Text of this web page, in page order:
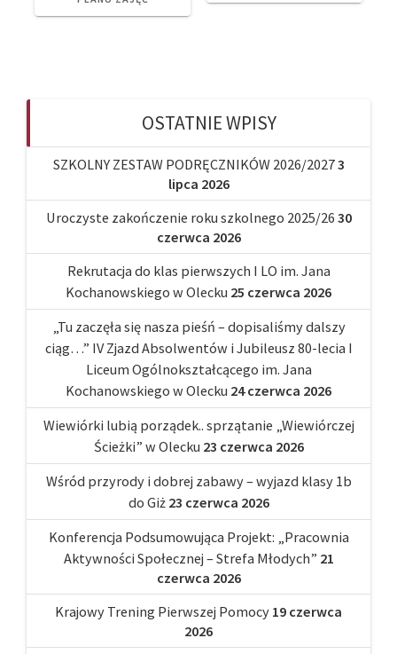
OSTATNIE WPISY
SZKOLNY ZESTAW PODRĘCZNIKÓW 2026/20273
lipca 2026
Uroczyste zakończenie roku szkolnego 2025/26 30
czerwca 2026
Rekrutacja do klas pierwszych I LO im. Jana
Kochanowskiego w Olecku 25 czerwca 2026
„Tu zaczęła się nasza pieśń – dopisaliśmy dalszy
ciąg…” IV Zjazd Absolwentów i Jubileusz 80-lecia I
Liceum Ogólnokształcącego im. Jana
Kochanowskiego w Olecku 24 czerwca 2026
Wiewiórki lubią porządek.. sprzątanie „Wiewiórczej
Ścieżki” w Olecku 23 czerwca 2026
Wśród przyrody i dobrej zabawy – wyjazd klasy 1b
do Giż 23 czerwca 2026
Konferencja Podsumowująca Projekt: „Pracownia
Aktywności Społecznej – Strefa Młodych” 21
czerwca 2026
Krajowy Trening Pierwszej Pomocy 19 czerwca
2026